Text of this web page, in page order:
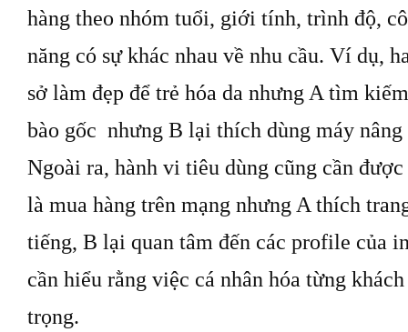
hàng theo nhóm tuổi, giới tính, trình độ,
năng có sự khác nhau về nhu cầu. Ví dụ,
sở làm đẹp để trẻ hóa da nhưng A tìm
bào gốc nhưng B lại thích dùng máy nâng
Ngoài ra, hành vi tiêu dùng cũng cần
là mua hàng trên mạng nhưng A thích
tiếng, B lại quan tâm đến các profile của
cần hiểu rằng việc cá nhân hóa từng
trọng.